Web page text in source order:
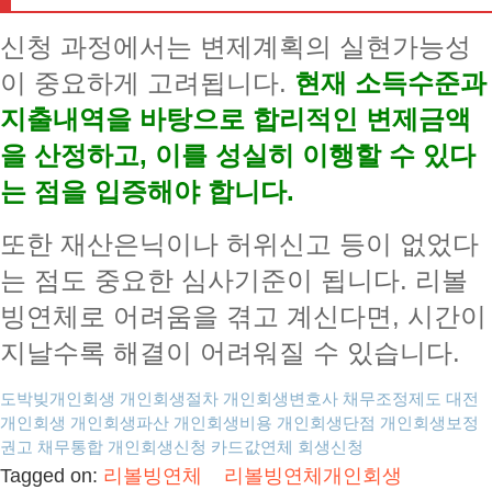
신청 과정에서는 변제계획의 실현가능성
이 중요하게 고려됩니다. 현재 소득수준과
지출내역을 바탕으로 합리적인 변제금액
을 산정하고, 이를 성실히 이행할 수 있다
는 점을 입증해야 합니다.
또한 재산은닉이나 허위신고 등이 없었다
는 점도 중요한 심사기준이 됩니다. 리볼
빙연체로 어려움을 겪고 계신다면, 시간이
지날수록 해결이 어려워질 수 있습니다.
도박빚개인회생 개인회생절차 개인회생변호사 채무조정제도 대전
개인회생 개인회생파산 개인회생비용 개인회생단점 개인회생보정
권고 채무통합 개인회생신청 카드값연체 회생신청
Tagged on: 리볼빙연체 리볼빙연체개인회생